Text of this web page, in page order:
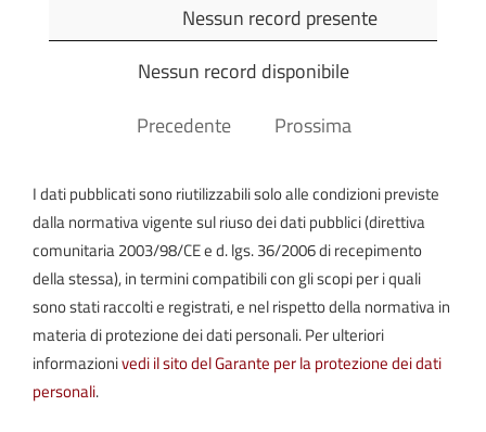
Dettagli Pubblicato
Nessun record presente
Nessun record disponibile
Precedente
Prossima
I dati pubblicati sono riutilizzabili solo alle condizioni previste
dalla normativa vigente sul riuso dei dati pubblici (direttiva
comunitaria 2003/98/CE e d. lgs. 36/2006 di recepimento
della stessa), in termini compatibili con gli scopi per i quali
sono stati raccolti e registrati, e nel rispetto della normativa in
materia di protezione dei dati personali. Per ulteriori
informazionivedi il sito del Garante per la protezione dei dati
personali.